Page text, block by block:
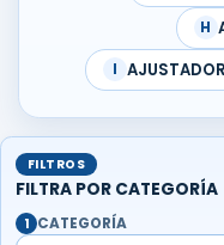
H
I
FILTROS
FILTRA POR CATEGORÍA
1 CATEGORÍA